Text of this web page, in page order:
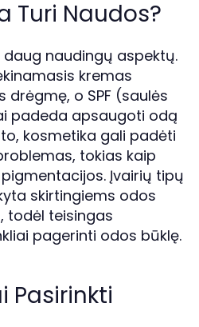
Turi Naudos?
naudingų aspektų.
kremas
o SPF (saulės
padeda apsaugoti odą
kosmetika gali padėti
tokias kaip
Įvairių tipų
skirtingiems odos
todėl teisingas
pagerinti odos būklę.
Pasirinkti